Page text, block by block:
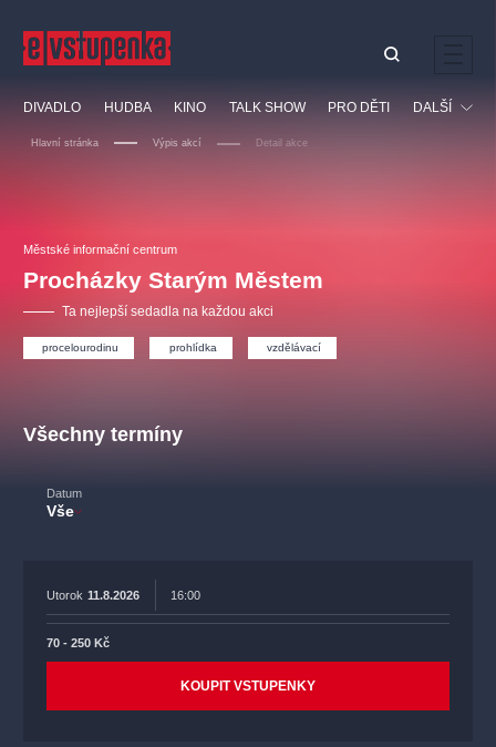
DIVADLO HUDBA KINO TALK SHOW PRO DĚTI DALŠÍ
Hlavní stránka Výpis akcí Detail akce
Městské informační centrum
Procházky Starým Městem
Ta nejlepší sedadla na každou akci
procelourodinu prohlídka vzdělávací
Všechny termíny
Datum
Vše
Utorok 11.8.2026 16:00
70 - 250 Kč
KOUPIT VSTUPENKY
Nejnavštěvovanější
doporučujeme dfxs